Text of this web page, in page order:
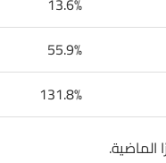
55.9%
131.8%